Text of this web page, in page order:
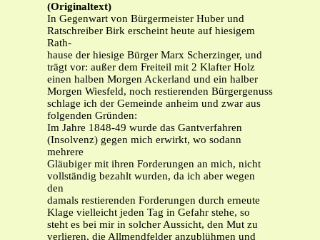
(Originaltext)
In Gegenwart von Bürgermeister Huber und
Ratschreiber Birk erscheint heute auf hiesigem
Rath-
hause der hiesige Bürger Marx Scherzinger, und
trägt vor: außer dem Freiteil mit 2 Klafter Holz
einen halben Morgen Ackerland und ein halber
Morgen Wiesfeld, noch restierenden Bürgergenuss
schlage ich der Gemeinde anheim und zwar aus
folgenden Gründen:
Im Jahre 1848-49 wurde das Gantverfahren
(Insolvenz) gegen mich erwirkt, wo sodann
mehrere
Gläubiger mit ihren Forderungen an mich, nicht
vollständig bezahlt wurden, da ich aber wegen
den
damals restierenden Forderungen durch erneute
Klage vielleicht jeden Tag in Gefahr stehe, so
steht es bei mir in solcher Aussicht, den Mut zu
verlieren, die Allmendfelder anzublühmen und